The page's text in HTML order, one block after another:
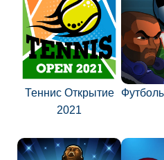
Теннис Открытие
2021